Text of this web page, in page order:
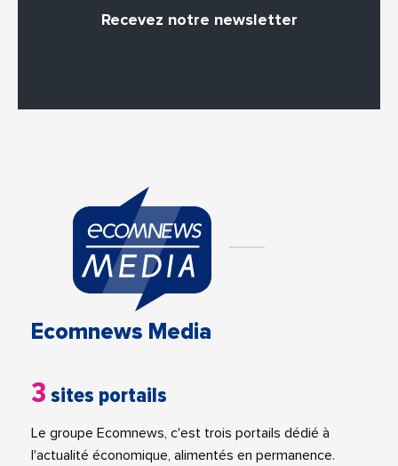
Recevez notre newsletter
Ecomnews Media
3 sites portails
Le groupe Ecomnews, c'est trois portails dédié à
l'actualité économique, alimentés en permanence.